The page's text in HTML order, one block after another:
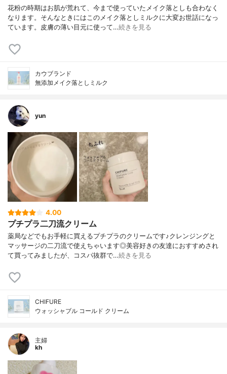
花粉の時期はお肌が荒れて、今まで使っていたメイク落としも合わなく
なります。そんなときにはこのメイク落としミルクに大変お世話になっ
ています。皮膚の薄い目元に使って…続きを見る
カウブランド
無添加メイク落としミルク
yun
4.00
プチプラ二刀流クリーム
薬局などでもお手軽に買えるプチプラのクリームです♪クレンジングと
マッサージの二刀流で使えちゃいます◎美容好きの友達におすすめされ
て買ってみましたが、コスパ抜群で…続きを見る
CHIFURE
ウォッシャブル コールド クリーム
主婦
kh